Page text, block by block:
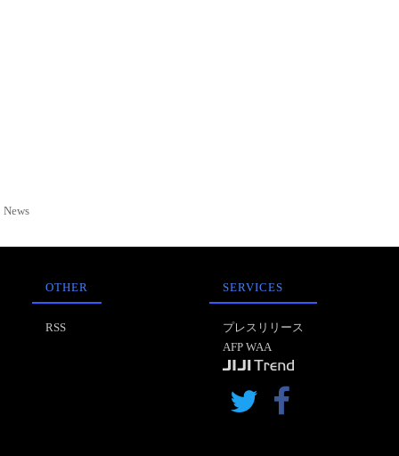
OTHER
RSS
SERVICES
プレスリリース
AFP WAA